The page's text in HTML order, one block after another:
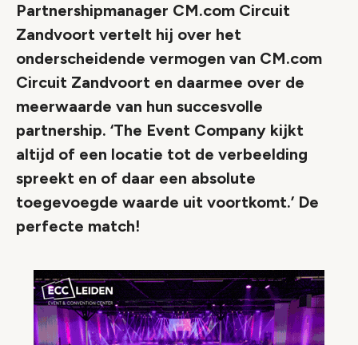
Partnershipmanager CM.com Circuit
Zandvoort vertelt hij over het
onderscheidende vermogen van CM.com
Circuit Zandvoort en daarmee over de
meerwaarde van hun succesvolle
partnership. ‘The Event Company kijkt
altijd of een locatie tot de verbeelding
spreekt en of daar een absolute
toegevoegde waarde uit voortkomt.’ De
perfecte match!